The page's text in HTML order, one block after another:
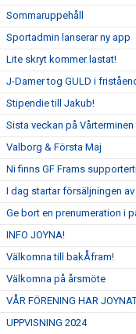
Sommaruppehåll
Sportadmin lanserar ny app
Lite skryt kommer lastat!
J-Damer tog GULD i
Stipendie till Jakub!
Sista veckan på Vårterminen
Valborg & Första Maj
Ni finns GF Frams
I dag startar försäljningen av
Ge bort en prenumeration i
INFO JOYNA!
Välkomna till bakÅfram!
Välkomna på årsmöte
VÅR FÖRENING HAR
UPPVISNING 2024